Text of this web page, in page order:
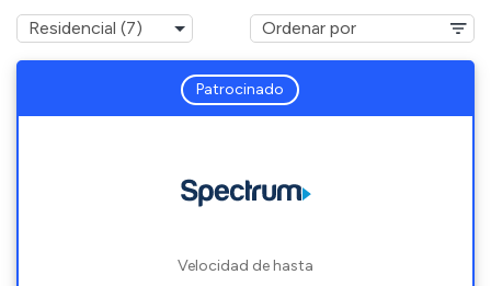
Patrocinado
Velocidad de hasta